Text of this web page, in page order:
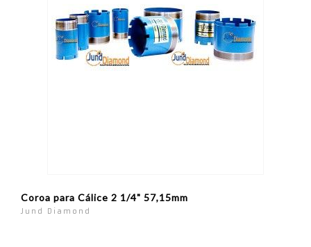
Coroa para Cálice 2 1/4" 57,15mm
Jund Diamond